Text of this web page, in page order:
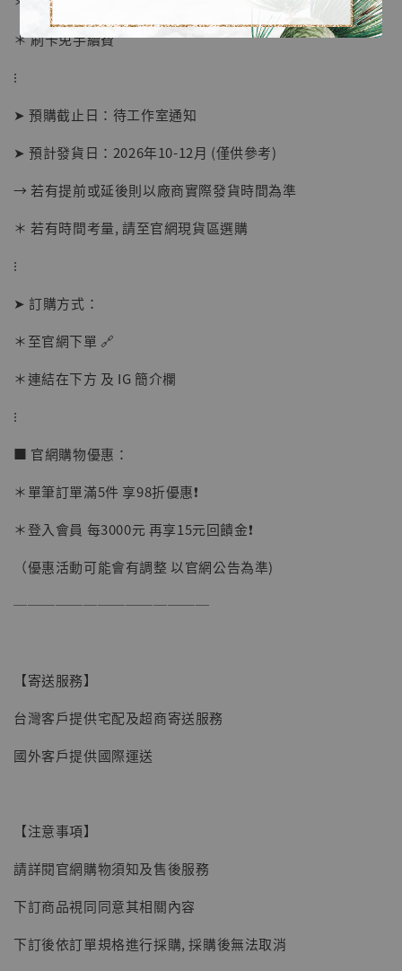
【店內現貨】海賊王 系列蒐藏雕像 布魯克達
NT$ 1,870
【現貨】BJSTUDIO 1/6系列可動蒐藏人偶 讓
NT$ 4,980
NT$ 5,300
加入購物車
＊ 刷卡免手續費
⁝
➤ 預購截止日：待工作室通知
➤ 預計發貨日：2026年10-12月 (僅供參考)
→ 若有提前或延後則以廠商實際發貨時間為準
＊ 若有時間考量, 請至官網現貨區選購
⁝
➤ 訂購方式：
＊至官網下單 🔗
＊連結在下方 及 IG 簡介欄
⁝
■ 官網購物優惠：
＊單筆訂單滿5件 享98折優惠❗️
＊登入會員 每3000元 再享15元回饋金❗️
（優惠活動可能會有調整 以官網公告為準)
──────────────
【寄送服務】
台灣客戶提供宅配及超商寄送服務
國外客戶提供國際運送
【注意事項】
請詳閱官網購物須知及售後服務
下訂商品視同同意其相關內容
下訂後依訂單規格進行採購, 採購後無法取消